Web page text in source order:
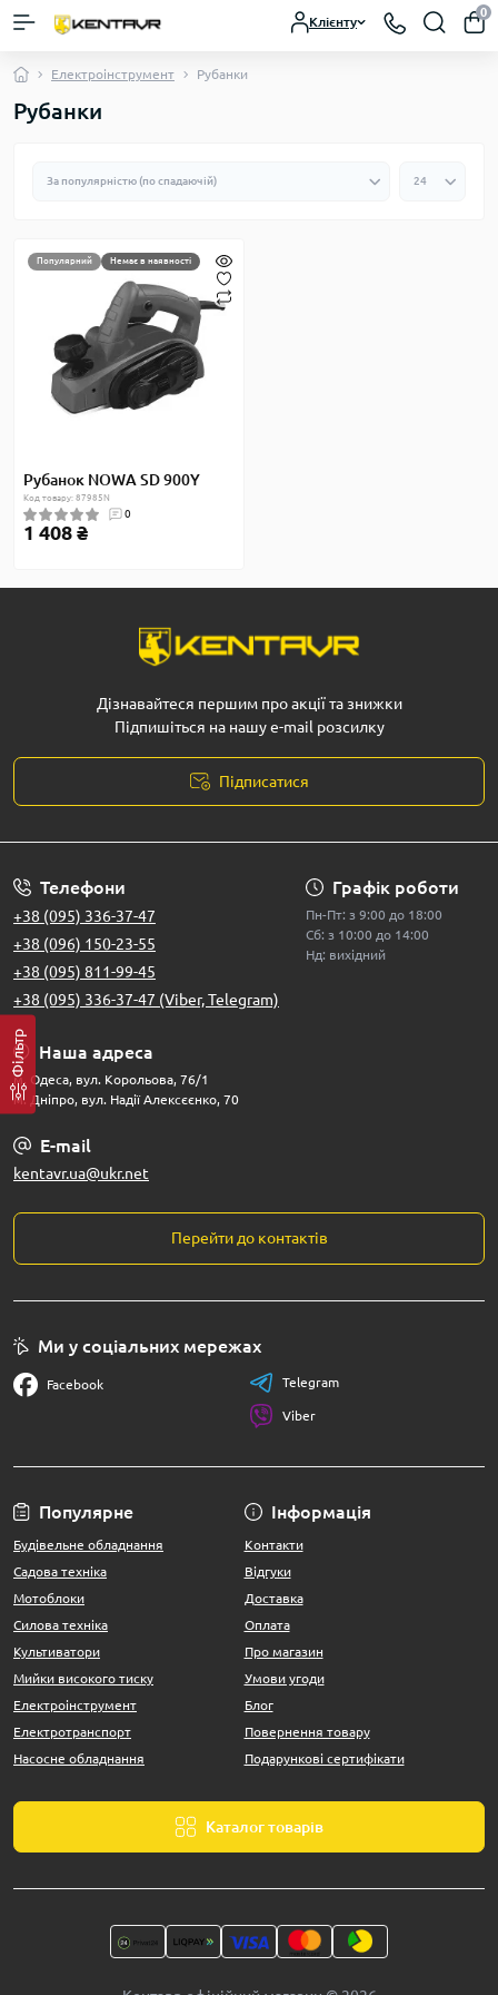
Клієнту
0
Електроінструмент Рубанки
Рубанки
Фільтр
Популярний Немає в наявності
Рубанок NOWA SD 900Y
Код товару: 87985N
0
1 408 ₴
Дізнавайтеся першим про акції та знижки
Підпишіться на нашу e-mail розсилку
Підписатися
Телефони
+38 (095) 336-37-47
+38 (096) 150-23-55
+38 (095) 811-99-45
+38 (095) 336-37-47 (Viber, Telegram)
Графік роботи
Пн-Пт: з 9:00 до 18:00
Сб: з 10:00 до 14:00
Нд: вихідний
Наша адреса
м. Одеса, вул. Корольова, 76/1
м. Дніпро, вул. Надії Алексєєнко, 70
E-mail
kentavr.ua@ukr.net
Перейти до контактів
Популярне
Будівельне обладнання
Садова техніка
Мотоблоки
Силова техніка
Культиватори
Мийки високого тиску
Електроінструмент
Електротранспорт
Насосне обладнання
Інформація
Контакти
Відгуки
Доставка
Оплата
Про магазин
Умови угоди
Блог
Повернення товару
Подарункові сертифікати
Каталог товарів
Ми у соціальних мережах
Facebook Telegram
Viber